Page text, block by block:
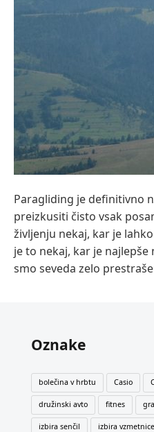
Paragliding je definitivno
preizkusiti čisto vsak
življenju nekaj, kar je
je to nekaj, kar je najlepše
smo seveda zelo
Oznake
bolečina v hrbtu Casio
družinski avto fitnes
izbira senčil izbira vzmetnice